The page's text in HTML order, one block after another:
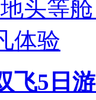
飞5日